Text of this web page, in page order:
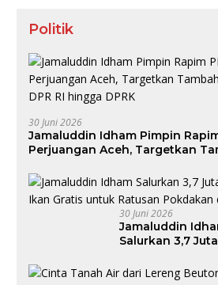
Politik
30 Juni 2026
Jamaluddin Idham Pimpin
Perjuangan Aceh, Targetkan
30 Juni 2026
Jamaluddin
Salurkan 3,7
Ratusan